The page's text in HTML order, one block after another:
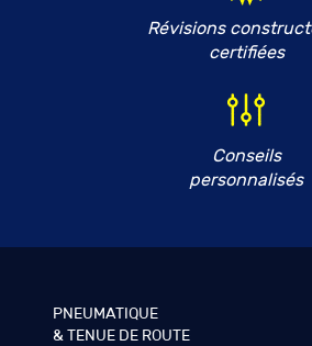
Révisions
certifiées
Conseils
personnalisés
PNEUMATIQUE
& TENUE DE ROUTE